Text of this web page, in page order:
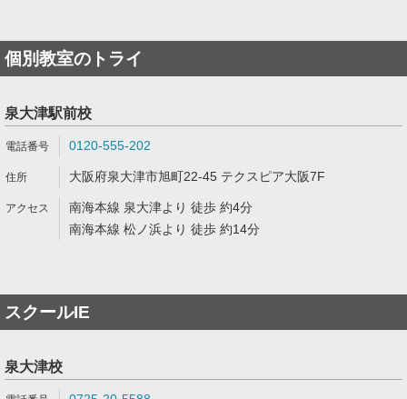
個別教室のトライ
泉大津駅前校
0120-555-202
大阪府泉大津市旭町22-45 テクスピア大阪7F
南海本線 泉大津より 徒歩 約4分
南海本線 松ノ浜より 徒歩 約14分
スクールIE
泉大津校